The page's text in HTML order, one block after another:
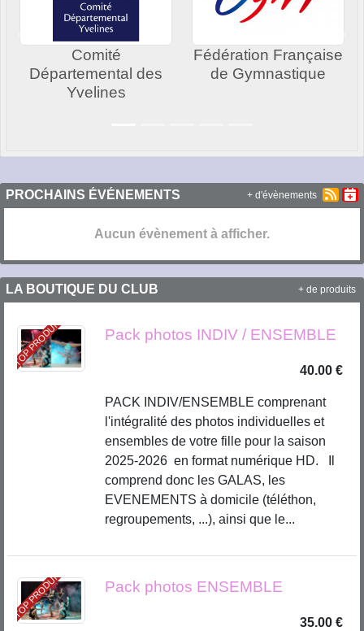
Comité
Départemental des
Yvelines
Fédération Française
de Gymnastique
Précedent
PROCHAINS ÉVÉNEMENTS
Aucun évènement à afficher.
+ d'évènements
LA BOUTIQUE DU CLUB
TOP PRODUIT Pack photos INDIV / ENSEMBLE
40.00 €
PACK INDIV/ENSEMBLE comprenant
l'intégralité des photos individuelles et
ensembles de votre fille pour la saison
2025-2026 en format numérique HD. Il
comprend donc les GALAS, les
EVENEMENTS à domicile (téléthon,
regroupements, ...), ainsi que le...
TOP PRODUIT Pack photos ENSEMBLE
35.00 €
+ de produits